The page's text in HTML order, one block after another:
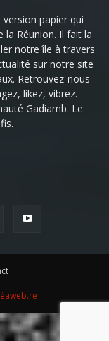
papier qui
la Réunion. Il fait la
notre île à travers
sur notre site
Retrouvez-nous
likez, vibrez.
Gadiamb. Le